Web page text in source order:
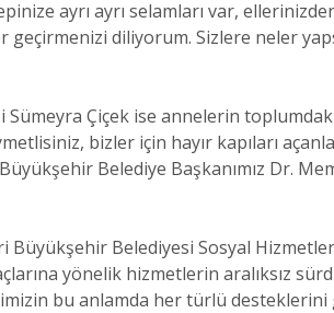
ayrı ayrı selamları var,
diliyorum. Sizlere neler
Sümeyra Çiçek ise annelerin
bizler için hayır kapıları
Belediye Başkanımız Dr.
Belediyesi Sosyal
yönelik hizmetlerin aralıksız
bu anlamda her türlü